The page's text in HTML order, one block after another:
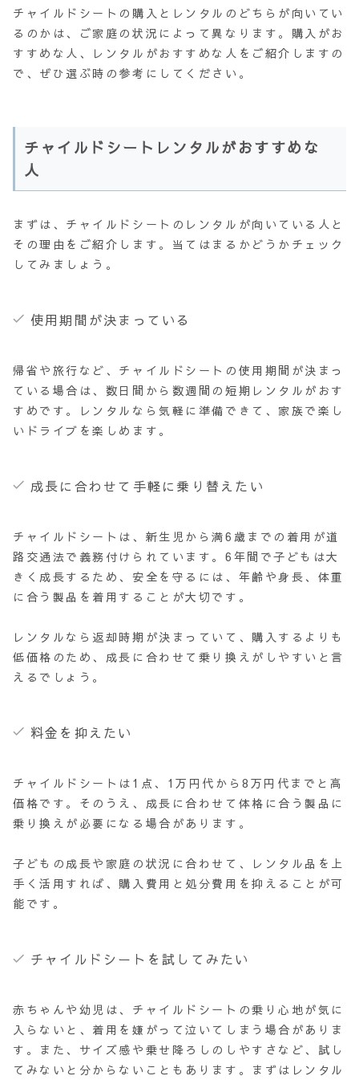
チャイルドシートの購入とレンタルのどちらが向いてい
るのかは、ご家庭の状況によって異なります。購入がお
すすめな人、レンタルがおすすめな人をご紹介しますの
で、ぜひ選ぶ時の参考にしてください。
チャイルドシートレンタルがおすすめな
人
まずは、チャイルドシートのレンタルが向いている人と
その理由をご紹介します。当てはまるかどうかチェック
してみましょう。
使用期間が決まっている
帰省や旅行など、チャイルドシートの使用期間が決まっ
ている場合は、数日間から数週間の短期レンタルがおす
すめです。レンタルなら気軽に準備できて、家族で楽し
いドライブを楽しめます。
成長に合わせて手軽に乗り替えたい
チャイルドシートは、新生児から満6歳までの着用が道
路交通法で義務付けられています。6年間で子どもは大
きく成長するため、安全を守るには、年齢や身長、体重
に合う製品を着用することが大切です。
レンタルなら返却時期が決まっていて、購入するよりも
低価格のため、成長に合わせて乗り換えがしやすいと言
えるでしょう。
料金を抑えたい
チャイルドシートは1点、1万円代から8万円代までと高
価格です。そのうえ、成長に合わせて体格に合う製品に
乗り換えが必要になる場合があります。
子どもの成長や家庭の状況に合わせて、レンタル品を上
手く活用すれば、購入費用と処分費用を抑えることが可
能です。
チャイルドシートを試してみたい
赤ちゃんや幼児は、チャイルドシートの乗り心地が気に
入らないと、着用を嫌がって泣いてしまう場合がありま
す。また、サイズ感や乗せ降ろしのしやすさなど、試し
てみないと分からないこともあります。まずはレンタル